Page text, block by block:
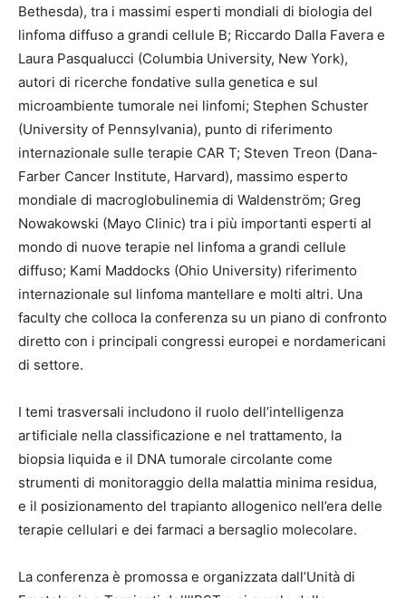
Bethesda), tra i massimi esperti mondiali di biologia del
linfoma diffuso a grandi cellule B; Riccardo Dalla Favera e
Laura Pasqualucci (Columbia University, New York),
autori di ricerche fondative sulla genetica e sul
microambiente tumorale nei linfomi; Stephen Schuster
(University of Pennsylvania), punto di riferimento
internazionale sulle terapie CAR T; Steven Treon (Dana-
Farber Cancer Institute, Harvard), massimo esperto
mondiale di macroglobulinemia di Waldenström; Greg
Nowakowski (Mayo Clinic) tra i più importanti esperti al
mondo di nuove terapie nel linfoma a grandi cellule
diffuso; Kami Maddocks (Ohio University) riferimento
internazionale sul linfoma mantellare e molti altri. Una
faculty che colloca la conferenza su un piano di confronto
diretto con i principali congressi europei e nordamericani
di settore.
I temi trasversali includono il ruolo dell’intelligenza
artificiale nella classificazione e nel trattamento, la
biopsia liquida e il DNA tumorale circolante come
strumenti di monitoraggio della malattia minima residua,
e il posizionamento del trapianto allogenico nell’era delle
terapie cellulari e dei farmaci a bersaglio molecolare.
La conferenza è promossa e organizzata dall’Unità di